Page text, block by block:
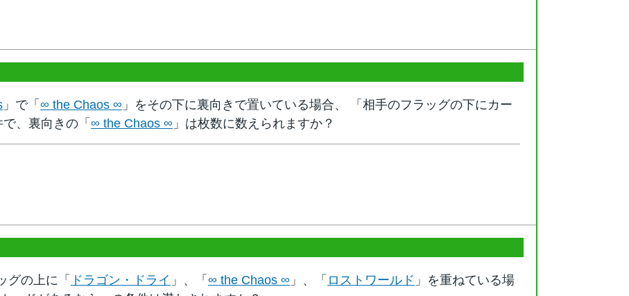
」で「 ∞ the Chaos ∞ 」をその下に裏向きで置いている場合、 「相手のフラッグの下にカー
、裏向きの「 ∞ the Chaos ∞ 」は枚数に数えられますか？
グの上に「 ドラゴン・ドライ 」、「 ∞ the Chaos ∞ 」、「 ロストワールド 」を重ねている場